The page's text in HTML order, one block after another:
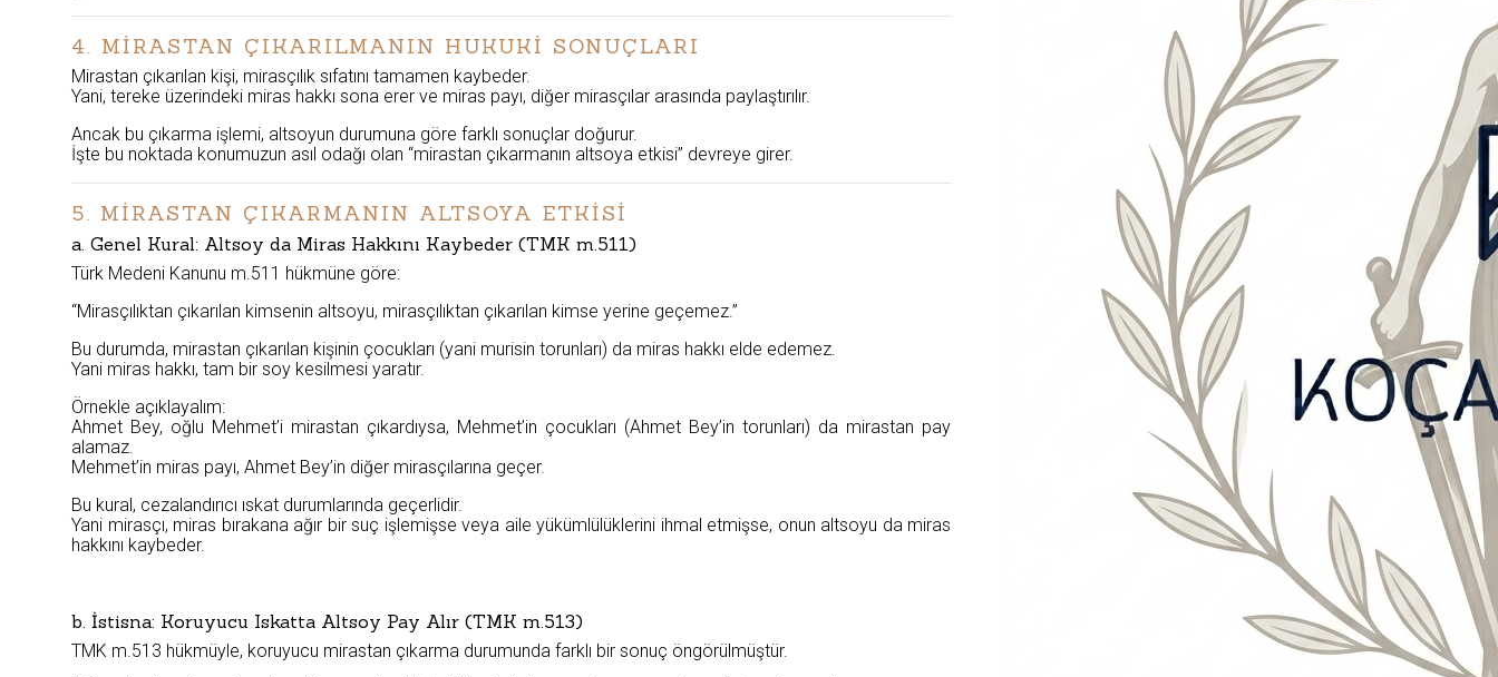
4. MİRASTAN ÇIKARILMANIN HUKUKİ SONUÇLARI
Mirastan çıkarılan kişi, mirasçılık sıfatını tamamen kaybeder.
Yani, tereke üzerindeki miras hakkı sona erer ve miras payı, diğer mirasçılar arasında paylaştırılır.
Ancak bu çıkarma işlemi, altsoyun durumuna göre farklı sonuçlar doğurur.
İşte bu noktada konumuzun asıl odağı olan “mirastan çıkarmanın altsoya etkisi” devreye girer.
5. MİRASTAN ÇIKARMANIN ALTSOYA ETKİSİ
a. Genel Kural: Altsoy da Miras Hakkını Kaybeder (TMK m.511)
Türk Medeni Kanunu m.511 hükmüne göre:
“Mirasçılıktan çıkarılan kimsenin altsoyu, mirasçılıktan çıkarılan kimse yerine geçemez.”
Bu durumda, mirastan çıkarılan kişinin çocukları (yani murisin torunları) da miras hakkı elde edemez.
Yani miras hakkı, tam bir soy kesilmesi yaratır.
Örnekle açıklayalım:
Ahmet Bey, oğlu Mehmet’i mirastan çıkardıysa, Mehmet’in çocukları (Ahmet Bey’in torunları) da mirastan pay
alamaz.
Mehmet’in miras payı, Ahmet Bey’in diğer mirasçılarına geçer.
Bu kural, cezalandırıcı ıskat durumlarında geçerlidir.
Yani mirasçı, miras bırakana ağır bir suç işlemişse veya aile yükümlülüklerini ihmal etmişse, onun altsoyu da miras
hakkını kaybeder.
b. İstisna: Koruyucu Iskatta Altsoy Pay Alır (TMK m.513)
TMK m.513 hükmüyle, koruyucu mirastan çıkarma durumunda farklı bir sonuç öngörülmüştür.